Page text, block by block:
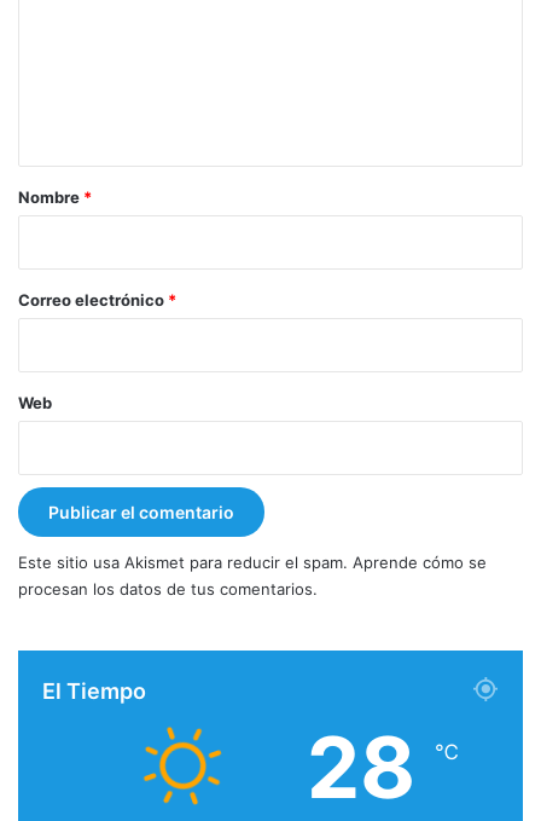
r
*
Nombre *
Correo electrónico *
Web
Este sitio usa Akismet para reducir el spam. Aprende cómo se
procesan los datos de tus comentarios.
El Tiempo
28 ℃